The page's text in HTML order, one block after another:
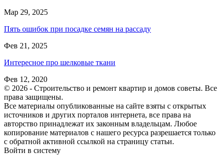
Мар 29, 2025
Пять ошибок при посадке семян на рассаду
Фев 21, 2025
Интересное про шелковые ткани
Фев 12, 2020
© 2026 - Строительство и ремонт квартир и домов советы. Все
права защищены.
Все материалы опубликованные на сайте взяты с открытых
источников и других порталов интернета, все права на
авторство принадлежат их законным владельцам. Любое
копирование материалов с нашего ресурса разрешается только
с обратной активной ссылкой на страницу статьи.
Войти в систему